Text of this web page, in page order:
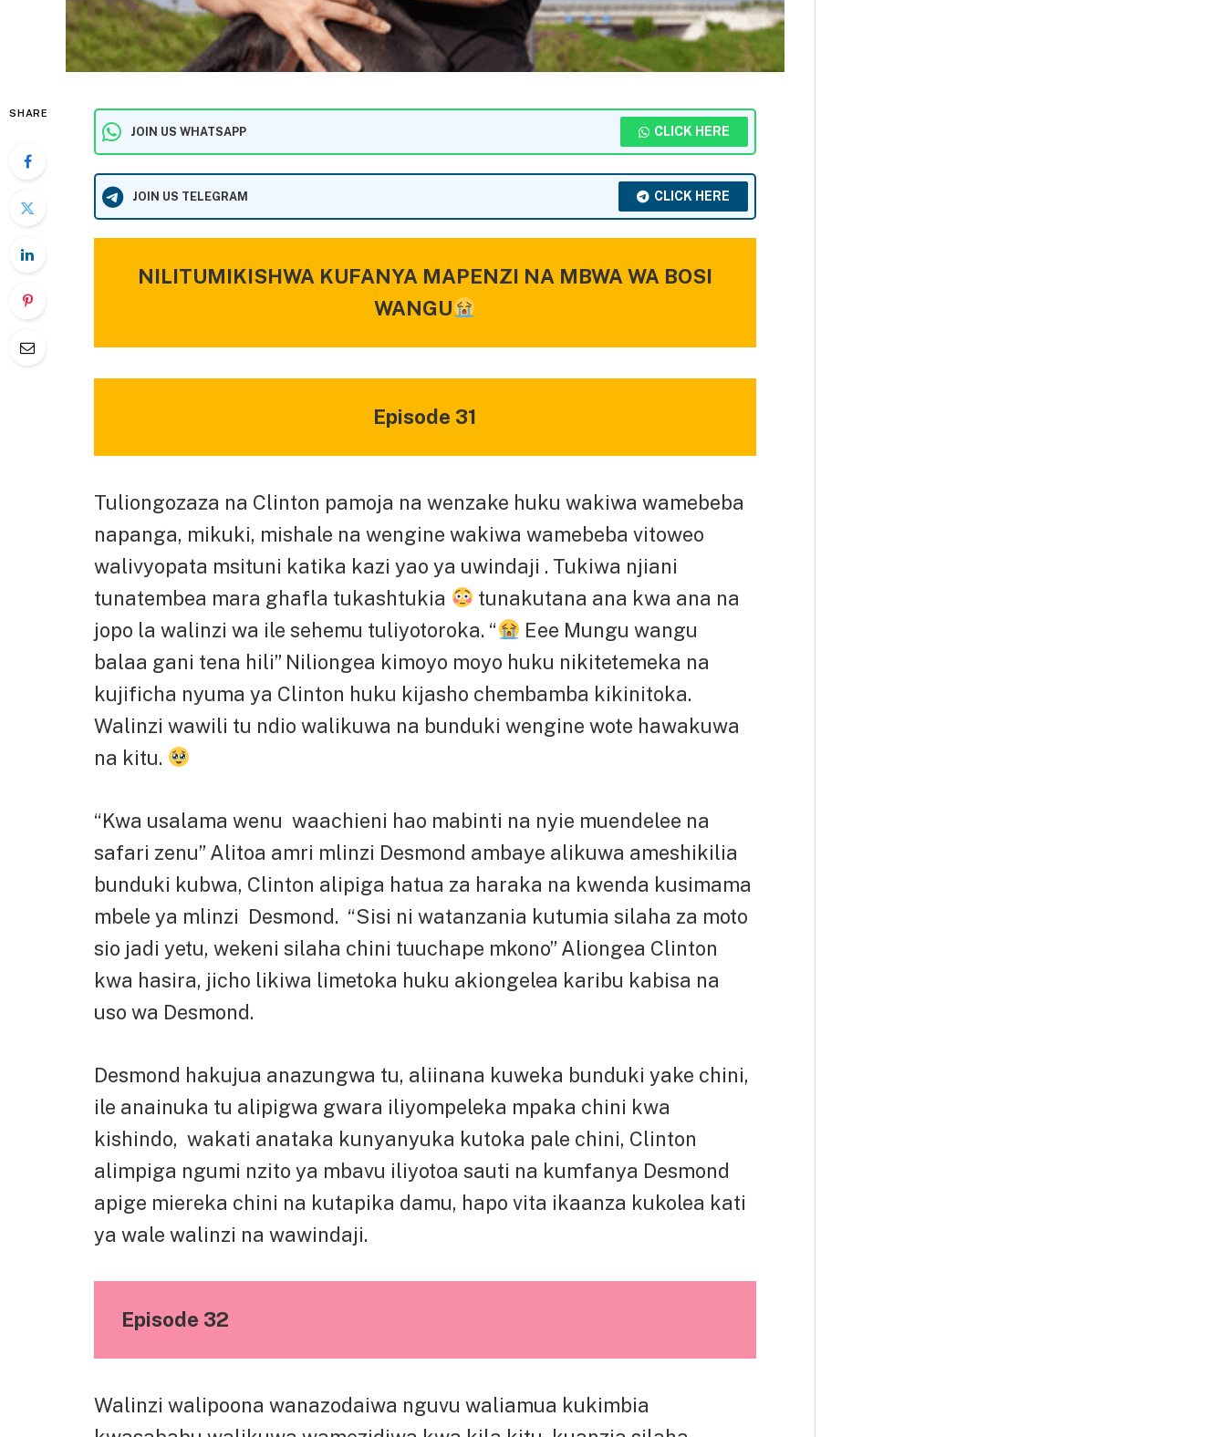
SHARE
JOIN US WHATSAPP CLICK HERE
JOIN US TELEGRAM CLICK HERE
NILITUMIKISHWA KUFANYA MAPENZI NA MBWA WA BOSI
WANGU
Episode 31
Tuliongozaza na Clinton pamoja na wenzake huku wakiwa wamebeba
napanga, mikuki, mishale na wengine wakiwa wamebeba vitoweo
walivyopata msituni katika kazi yao ya uwindaji . Tukiwa njiani
tunatembea mara ghafla tukashtukia
tunakutana ana kwa ana na
jopo la walinzi wa ile sehemu tuliyotoroka. “
Eee Mungu wangu
balaa gani tena hili” Niliongea kimoyo moyo huku nikitetemeka na
kujificha nyuma ya Clinton huku kijasho chembamba kikinitoka.
Walinzi wawili tu ndio walikuwa na bunduki wengine wote hawakuwa
na kitu.
“Kwa usalama wenu waachieni hao mabinti na nyie muendelee na
safari zenu” Alitoa amri mlinzi Desmond ambaye alikuwa ameshikilia
bunduki kubwa, Clinton alipiga hatua za haraka na kwenda kusimama
mbele ya mlinzi Desmond. “Sisi ni watanzania kutumia silaha za moto
sio jadi yetu, wekeni silaha chini tuuchape mkono” Aliongea Clinton
kwa hasira, jicho likiwa limetoka huku akiongelea karibu kabisa na
uso wa Desmond.
Desmond hakujua anazungwa tu, aliinana kuweka bunduki yake chini,
ile anainuka tu alipigwa gwara iliyompeleka mpaka chini kwa
kishindo, wakati anataka kunyanyuka kutoka pale chini, Clinton
alimpiga ngumi nzito ya mbavu iliyotoa sauti na kumfanya Desmond
apige miereka chini na kutapika damu, hapo vita ikaanza kukolea kati
ya wale walinzi na wawindaji.
Episode 32
Walinzi walipoona wanazodaiwa nguvu waliamua kukimbia